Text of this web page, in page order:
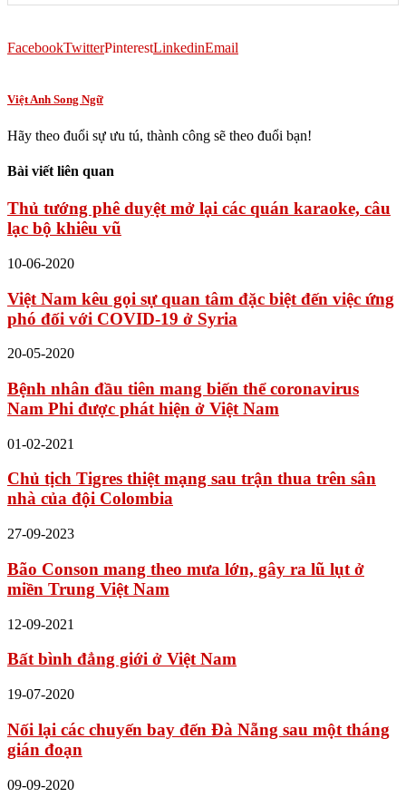
FacebookTwitterPinterestLinkedinEmail
Việt Anh Song Ngữ
Hãy theo đuổi sự ưu tú, thành công sẽ theo đuổi bạn!
Bài viết liên quan
Thủ tướng phê duyệt mở lại các quán karaoke, câu
lạc bộ khiêu vũ
10-06-2020
Việt Nam kêu gọi sự quan tâm đặc biệt đến việc ứng
phó đối với COVID-19 ở Syria
20-05-2020
Bệnh nhân đầu tiên mang biến thể coronavirus
Nam Phi được phát hiện ở Việt Nam
01-02-2021
Chủ tịch Tigres thiệt mạng sau trận thua trên sân
nhà của đội Colombia
27-09-2023
Bão Conson mang theo mưa lớn, gây ra lũ lụt ở
miền Trung Việt Nam
12-09-2021
Bất bình đẳng giới ở Việt Nam
19-07-2020
Nối lại các chuyến bay đến Đà Nẵng sau một tháng
gián đoạn
09-09-2020